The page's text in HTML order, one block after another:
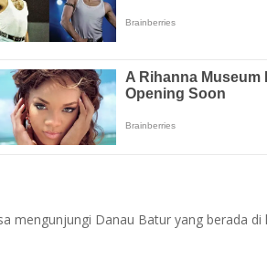
mengunjungi Danau Batur yang berada di